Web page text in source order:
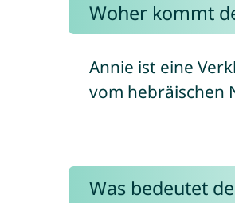
Woher kommt
Annie ist eine
vom hebräischen
Was bedeutet